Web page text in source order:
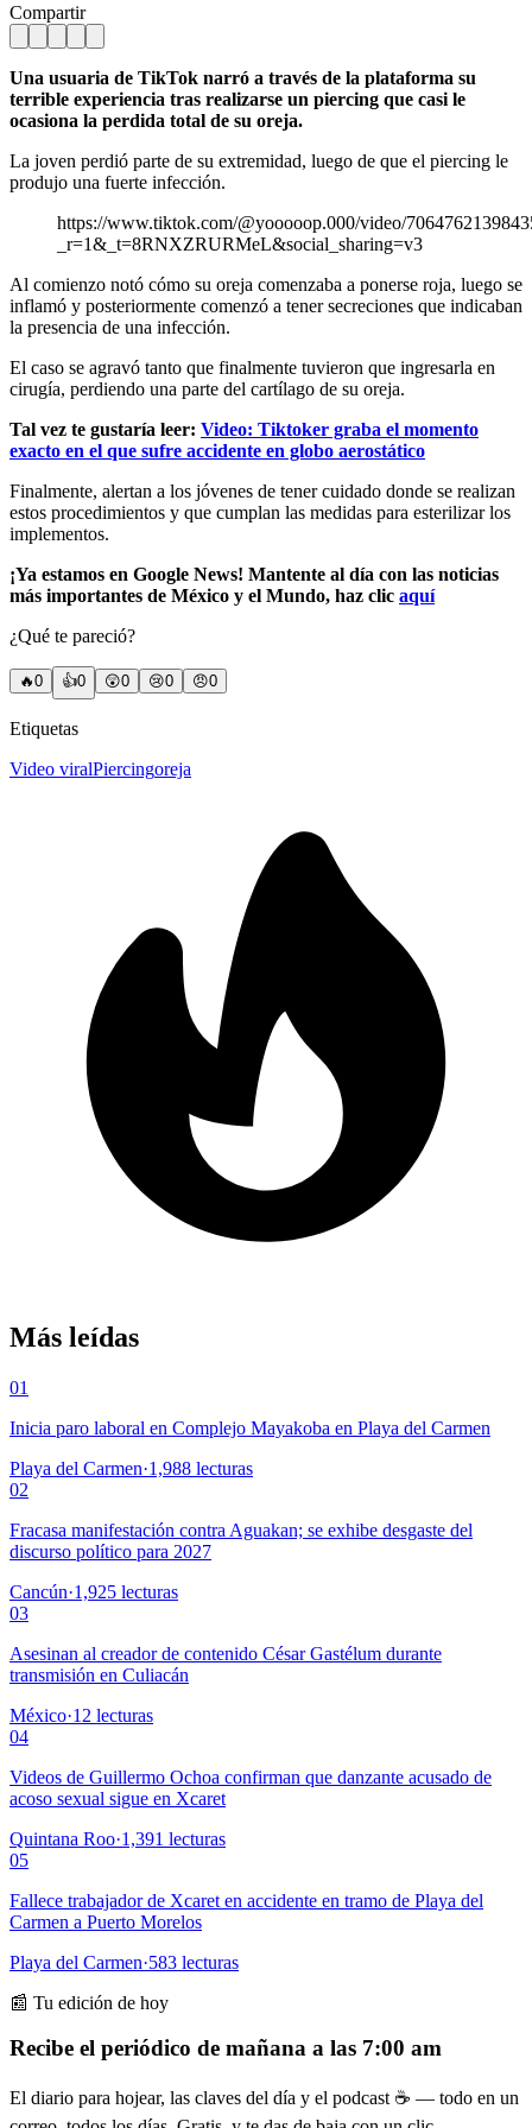
Compartir
Una usuaria de TikTok narró a través de la plataforma su
terrible experiencia tras realizarse un piercing que casi le
ocasiona la perdida total de su oreja.
La joven perdió parte de su extremidad, luego de que el piercing le
produjo una fuerte infección.
https://www.tiktok.com/@yooooop.000/video/
_r=1&_t=8RNXZRURMeL&social_sharing=v3
Al comienzo notó cómo su oreja comenzaba a ponerse roja, luego se
inflamó y posteriormente comenzó a tener secreciones que indicaban
la presencia de una infección.
El caso se agravó tanto que finalmente tuvieron que ingresarla en
cirugía, perdiendo una parte del cartílago de su oreja.
Tal vez te gustaría leer: Video: Tiktoker graba el momento
exacto en el que sufre accidente en globo aerostático
Finalmente, alertan a los jóvenes de tener cuidado donde se realizan
estos procedimientos y que cumplan las medidas para esterilizar los
implementos.
¡Ya estamos en Google News! Mantente al día con las noticias
más importantes de México y el Mundo, haz clic aquí
¿Qué te pareció?
🔥0 👍0 😲0 😢0 😠0
Etiquetas
Video viralPiercingoreja
Más leídas
01
Inicia paro laboral en Complejo Mayakoba en Playa del Carmen
Playa del Carmen·1,988 lecturas
02
Fracasa manifestación contra Aguakan; se exhibe desgaste del
discurso político para 2027
Cancún·1,925 lecturas
03
Asesinan al creador de contenido César Gastélum durante
transmisión en Culiacán
México·12 lecturas
04
Videos de Guillermo Ochoa confirman que danzante acusado de
acoso sexual sigue en Xcaret
Quintana Roo·1,391 lecturas
05
Fallece trabajador de Xcaret en accidente en tramo de Playa del
Carmen a Puerto Morelos
Playa del Carmen·583 lecturas
📰 Tu edición de hoy
Recibe el periódico de mañana a las 7:00 am
El diario para hojear, las claves del día y el podcast ☕ — todo en un